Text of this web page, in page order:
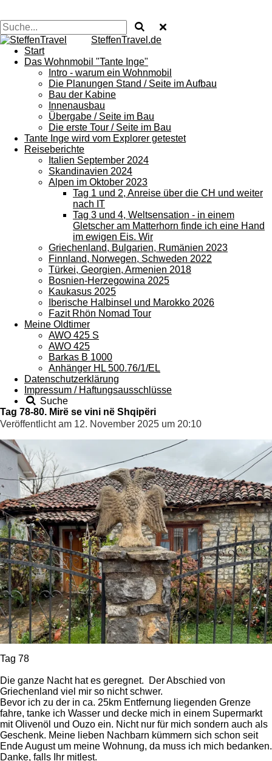
SteffenTravel.de
Start
Das Wohnmobil "Tante Inge"
Intro - warum ein Wohnmobil
Die Planungen Stand / Seite im Aufbau
Bau der Kabine
Innenausbau
Übergabe / Seite im Bau
Die erste Tour / Seite im Bau
Tante Inge wird vom Explorer getestet
Reiseberichte
Italien September 2024
Skandinavien 2024
Alpen im Oktober 2023
Tag 1 und 2, Anreise über die CH und weiter
nach IT
Tag 3 und 4, Weltsensation - in einem
Gletscher am Matterhorn finde ich eine Hand
im ewigen Eis. Wir
Griechenland, Bulgarien, Rumänien 2023
Finnland, Norwegen, Schweden 2022
Türkei, Georgien, Armenien 2018
Bosnien-Herzegowina 2025
Kaukasus 2025
Iberische Halbinsel und Marokko 2026
Fazit Rhön Nomad Tour
Meine Oldtimer
AWO 425 S
AWO 425
Barkas B 1000
Anhänger HL 500.76/1/EL
Datenschutzerklärung
Impressum / Haftungsausschlüsse
Suche
Tag 78-80. Mirë se vini në Shqipëri
Veröffentlicht am 12. November 2025 um 20:10
Tag 78
Die ganze Nacht hat es geregnet. Der Abschied von
Griechenland viel mir so nicht schwer.
Bevor ich zu der in ca. 25km Entfernung liegenden Grenze
fahre, tanke ich Wasser und decke mich in einem Supermarkt
mit Olivenöl und Ouzo ein. Nicht nur für mich sondern auch als
Geschenk. Meine lieben Nachbarn kümmern sich schon seit
Ende August um meine Wohnung, da muss ich mich bedanken.
Danke, falls Ihr mitlest.